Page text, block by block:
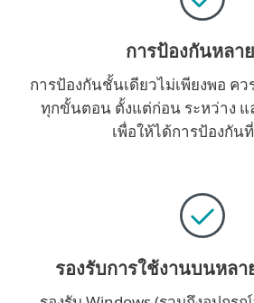
การป้องกันหลา
การป้องกันชั้นเดียวไม่เพียงพอ ค
ทุกขั้นตอน ตั้งแต่ก่อน ระหว่าง แ
เพื่อให้ได้การป้องกัน
รองรับการใช้งานบนหล